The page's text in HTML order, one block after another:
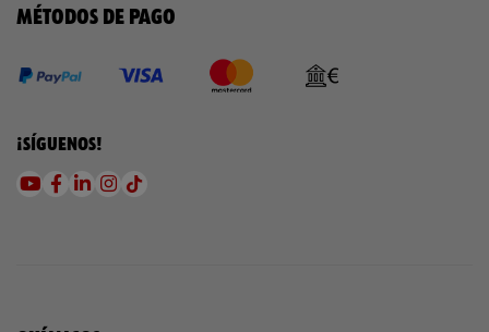
MÉTODOS DE PAGO
¡SÍGUENOS!